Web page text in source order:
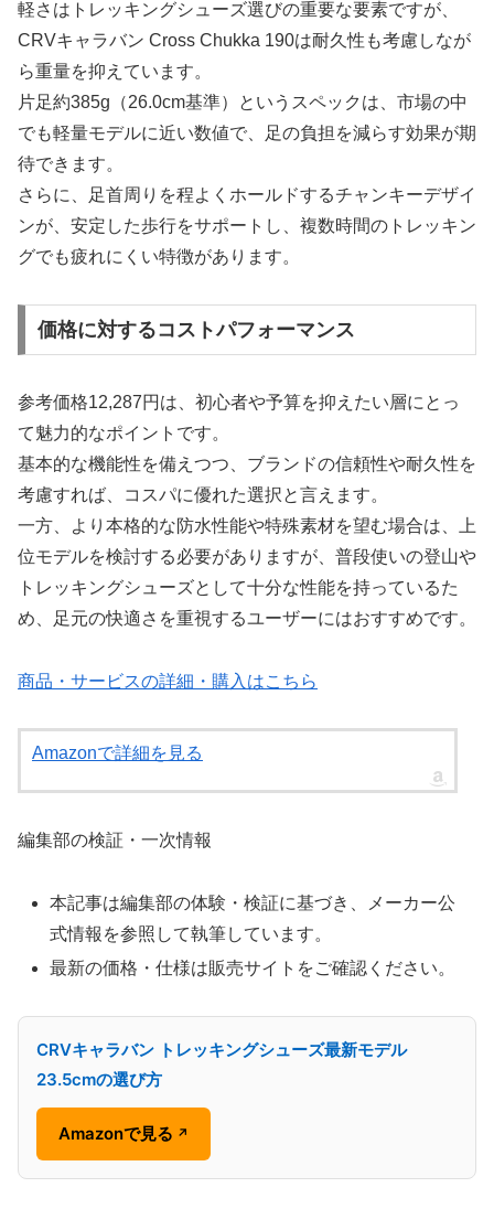
軽さはトレッキングシューズ選びの重要な要素ですが、
CRVキャラバン Cross Chukka 190は耐久性も考慮しなが
ら重量を抑えています。
片足約385g（26.0cm基準）というスペックは、市場の中
でも軽量モデルに近い数値で、足の負担を減らす効果が期
待できます。
さらに、足首周りを程よくホールドするチャンキーデザイ
ンが、安定した歩行をサポートし、複数時間のトレッキン
グでも疲れにくい特徴があります。
価格に対するコストパフォーマンス
参考価格12,287円は、初心者や予算を抑えたい層にとっ
て魅力的なポイントです。
基本的な機能性を備えつつ、ブランドの信頼性や耐久性を
考慮すれば、コスパに優れた選択と言えます。
一方、より本格的な防水性能や特殊素材を望む場合は、上
位モデルを検討する必要がありますが、普段使いの登山や
トレッキングシューズとして十分な性能を持っているた
め、足元の快適さを重視するユーザーにはおすすめです。
商品・サービスの詳細・購入はこちら
Amazonで詳細を見る
編集部の検証・一次情報
本記事は編集部の体験・検証に基づき、メーカー公
式情報を参照して執筆しています。
最新の価格・仕様は販売サイトをご確認ください。
CRVキャラバン トレッキングシューズ最新モデル
23.5cmの選び方
Amazonで見る ↗